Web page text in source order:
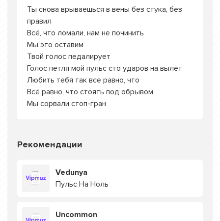
Ты снова врываешься в вены без стука, без
правил
Всё, что ломали, нам не починить
Мы это оставим
Твой голос педалирует
Голос петля мой пульс сто ударов на вылет
Любить тебя так все равно, что
Всё равно, что стоять под обрывом
Мы сорвали стоп-гран
Рекомендации
Vedunya
Пульс На Ноль
Uncommon